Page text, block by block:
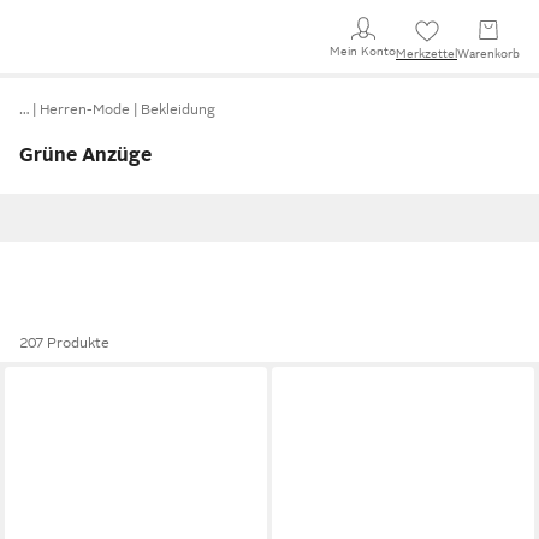
Mein KontoMerkzettel Warenkorb
… Herren-Mode Bekleidung
Grüne Anzüge
207 Produkte